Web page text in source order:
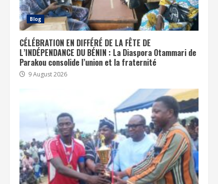
Blog
CÉLÉBRATION EN DIFFÉRÉ DE LA FÊTE DE
L’INDÉPENDANCE DU BÉNIN : La Diaspora Otammari de
Parakou consolide l’union et la fraternité
9 August 2026